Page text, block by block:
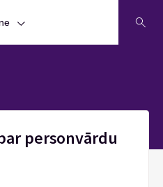
personvārdu